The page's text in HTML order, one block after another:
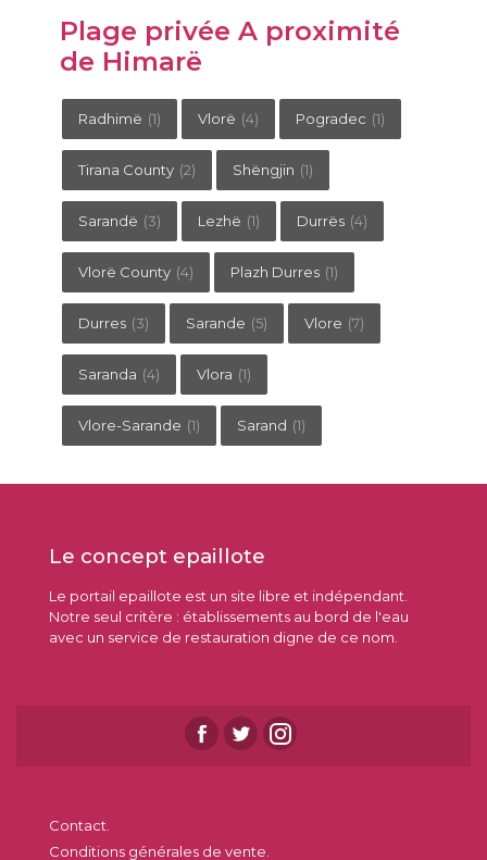
Plage privée A proximité
de Himarë
Radhimë (1) Vlorë (4) Pogradec (1)
Tirana County (2) Shëngjin (1)
Sarandë (3) Lezhë (1) Durrës (4)
Vlorë County (4) Plazh Durres (1)
Durres (3) Sarande (5) Vlore (7)
Saranda (4) Vlora (1)
Vlore-Sarande (1) Sarand (1)
Le concept epaillote
Le portail epaillote est un site libre et indépendant.
Notre seul critère : établissements au bord de l'eau
avec un service de restauration digne de ce nom.
Contact.
Conditions générales de vente.